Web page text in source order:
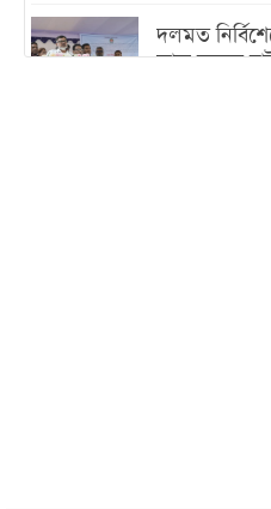
দলমত
কাজ করতে